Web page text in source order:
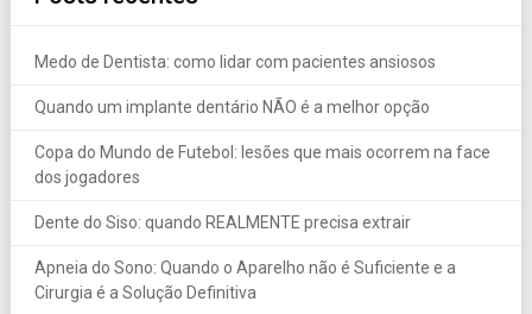
Medo de Dentista: como lidar com pacientes ansiosos
Quando um implante dentário NÃO é a melhor opção
Copa do Mundo de Futebol: lesões que mais ocorrem na face
dos jogadores
Dente do Siso: quando REALMENTE precisa extrair
Apneia do Sono: Quando o Aparelho não é Suficiente e a
Cirurgia é a Solução Definitiva